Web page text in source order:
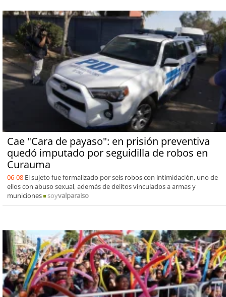
Cae "Cara de payaso": en prisión preventiva
quedó imputado por seguidilla de robos en
Curauma
06-08 El sujeto fue formalizado por seis robos con intimidación, uno de
ellos con abuso sexual, además de delitos vinculados a armas y
municiones
soyvalparaiso